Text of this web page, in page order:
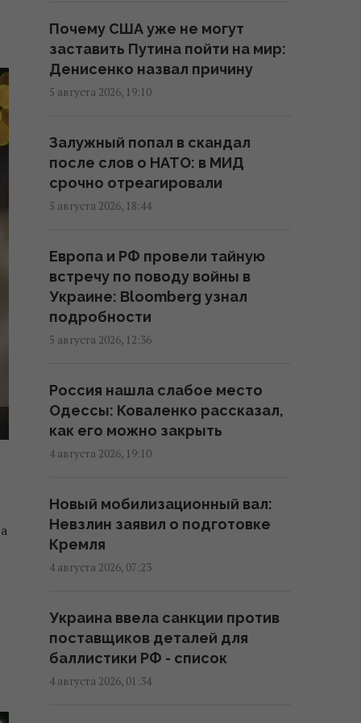
упаковка выгодна: эксперты
раскрыли неочевидный нюанс
15:37 пятница, 07 августа 2026
маршруты ряда поездов
14:14 пятница, 07 августа 2026
лидеров
13:51 пятница, 07 августа 2026
В Украине выпустят памятную
Блокировка портов уже
привела к остановке работы
Цены на медь на пути к новому
рекорду: сколько стоит металл
Китайские товары уже в
скором времени прибавят в
Почему США уже не могут
заставить Путина пойти на мир:
Денисенко назвал причину
5 августа 2026, 19:10
Залужный попал в скандал
после слов о НАТО: в МИД
срочно отреагировали
5 августа 2026, 18:44
Европа и РФ провели тайную
встречу по поводу войны в
Украине: Bloomberg узнал
подробности
5 августа 2026, 12:36
Россия нашла слабое место
Одессы: Коваленко рассказал,
как его можно закрыть
4 августа 2026, 19:10
Новый мобилизационный вал:
Невзлин заявил о подготовке
Кремля
4 августа 2026, 07:23
Украина ввела санкции против
поставщиков деталей для
баллистики РФ - список
4 августа 2026, 01:34